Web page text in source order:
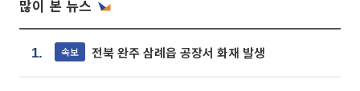
많이 본 뉴스
1. 속보 전북 완주 삼례읍 공장서 화재 발생